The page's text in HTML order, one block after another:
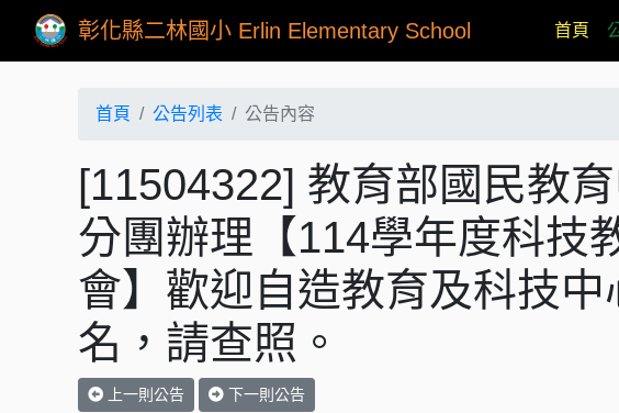
彰化縣二林國小 Erlin Elementary School 首頁
首頁 公告列表 公告內容
[11504322] 教育部國民教
分團辦理【114學年度科技
會】歡迎自造教育及科技
名，請查照。
上一則公告 下一則公告